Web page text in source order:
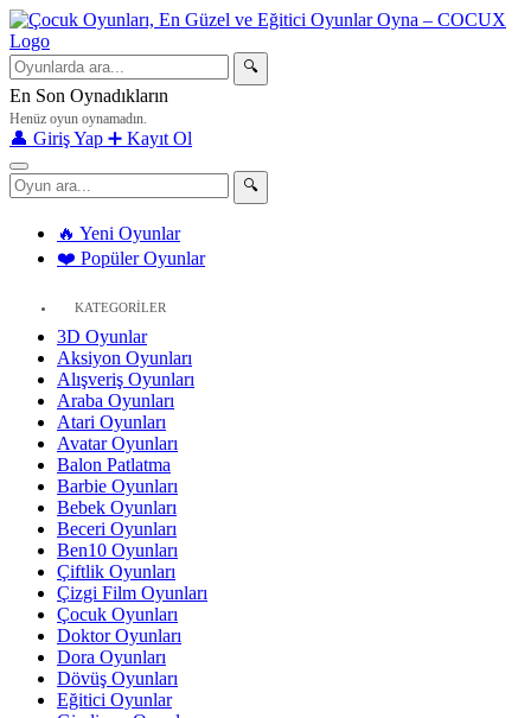
🔍
En Son Oynadıkların
Henüz oyun oynamadın.
👤 Giriş Yap ➕ Kayıt Ol
🔍
🔥 Yeni Oyunlar
❤️ Popüler Oyunlar
KATEGORİLER
3D Oyunlar
Aksiyon Oyunları
Alışveriş Oyunları
Araba Oyunları
Atari Oyunları
Avatar Oyunları
Balon Patlatma
Barbie Oyunları
Bebek Oyunları
Beceri Oyunları
Ben10 Oyunları
Çiftlik Oyunları
Çizgi Film Oyunları
Çocuk Oyunları
Doktor Oyunları
Dora Oyunları
Dövüş Oyunları
Eğitici Oyunlar